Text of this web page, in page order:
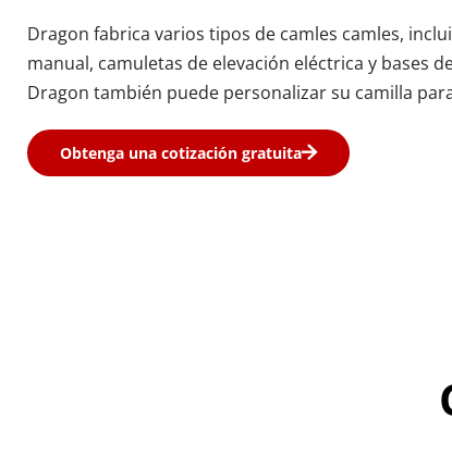
Dragon fabrica varios tipos de camles camles,
manual, camuletas de elevación eléctrica y bases
Dragon también puede personalizar su camilla
Obtenga una cotización gratuita